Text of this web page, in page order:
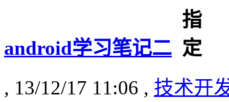
android学习笔记二
, 13/12/17 11:06 , 技术开